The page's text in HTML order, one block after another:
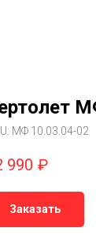
МФ 10.03.04-02
990 ₽
Заказать